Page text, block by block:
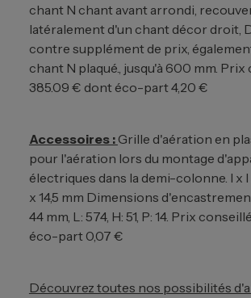
chant N chant avant arrondi,
latéralement d'un chant décor droit,
contre supplément de prix,
chant N plaqué., jusqu'à 600 mm.
385.09 € dont éco-part 4,20 €
Accessoires : Grille d'aération en
pour l'aération lors du montage
électriques dans la demi-colonne. l x l
x 14,5 mm Dimensions
44 mm, L: 574, H: 51, P: 14. Prix
éco-part 0,07 €
Découvrez toutes nos possibilités